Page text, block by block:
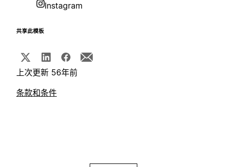
Instagram
共享此模板
上次更新 56年前
条款和条件